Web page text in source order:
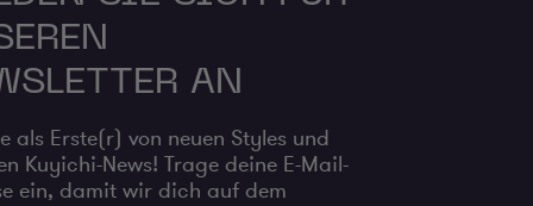
AN
als Erste(r) von neuen Styles und
Kuyichi-News! Trage deine E-Mail-
ein, damit wir dich auf dem